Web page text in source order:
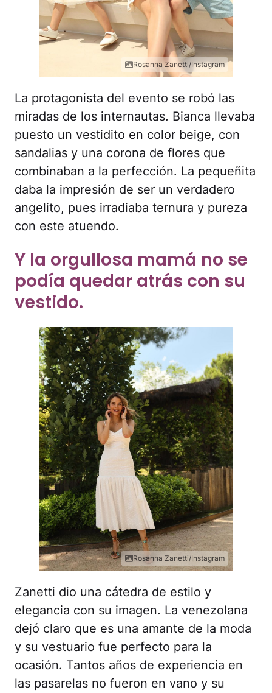
Rosanna Zanetti/Instagram
La protagonista del evento se robó las
miradas de los internautas. Bianca llevaba
puesto un vestidito en color beige, con
sandalias y una corona de flores que
combinaban a la perfección. La pequeñita
daba la impresión de ser un verdadero
angelito, pues irradiaba ternura y pureza
con este atuendo.
Y la orgullosa mamá no se
podía quedar atrás con su
vestido.
Rosanna Zanetti/Instagram
Zanetti dio una cátedra de estilo y
elegancia con su imagen. La venezolana
dejó claro que es una amante de la moda
y su vestuario fue perfecto para la
ocasión. Tantos años de experiencia en
las pasarelas no fueron en vano y su